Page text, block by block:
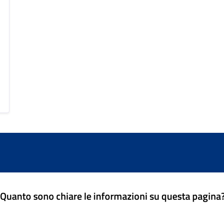
Quanto sono chiare le informazioni su questa